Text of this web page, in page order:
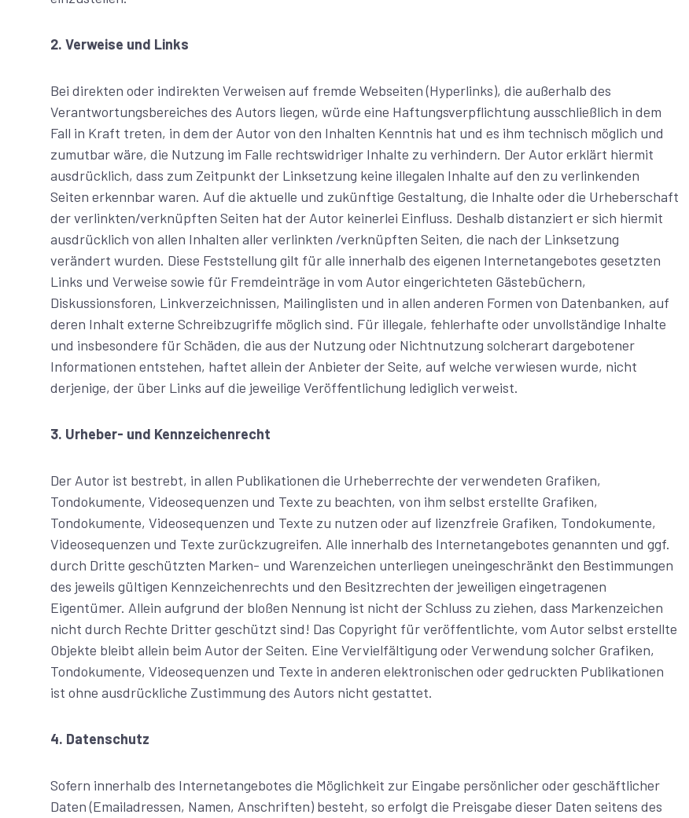
2. Verweise und Links
Bei direkten oder indirekten Verweisen auf fremde Webseiten (Hyperlinks), die außerhalb des
Verantwortungsbereiches des Autors liegen, würde eine Haftungsverpflichtung ausschließlich in dem
Fall in Kraft treten, in dem der Autor von den Inhalten Kenntnis hat und es ihm technisch möglich und
zumutbar wäre, die Nutzung im Falle rechtswidriger Inhalte zu verhindern. Der Autor erklärt hiermit
ausdrücklich, dass zum Zeitpunkt der Linksetzung keine illegalen Inhalte auf den zu verlinkenden
Seiten erkennbar waren. Auf die aktuelle und zukünftige Gestaltung, die Inhalte oder die Urheberschaft
der verlinkten/verknüpften Seiten hat der Autor keinerlei Einfluss. Deshalb distanziert er sich hiermit
ausdrücklich von allen Inhalten aller verlinkten /verknüpften Seiten, die nach der Linksetzung
verändert wurden. Diese Feststellung gilt für alle innerhalb des eigenen Internetangebotes gesetzten
Links und Verweise sowie für Fremdeinträge in vom Autor eingerichteten Gästebüchern,
Diskussionsforen, Linkverzeichnissen, Mailinglisten und in allen anderen Formen von Datenbanken, auf
deren Inhalt externe Schreibzugriffe möglich sind. Für illegale, fehlerhafte oder unvollständige Inhalte
und insbesondere für Schäden, die aus der Nutzung oder Nichtnutzung solcherart dargebotener
Informationen entstehen, haftet allein der Anbieter der Seite, auf welche verwiesen wurde, nicht
derjenige, der über Links auf die jeweilige Veröffentlichung lediglich verweist.
3. Urheber- und Kennzeichenrecht
Der Autor ist bestrebt, in allen Publikationen die Urheberrechte der verwendeten Grafiken,
Tondokumente, Videosequenzen und Texte zu beachten, von ihm selbst erstellte Grafiken,
Tondokumente, Videosequenzen und Texte zu nutzen oder auf lizenzfreie Grafiken, Tondokumente,
Videosequenzen und Texte zurückzugreifen. Alle innerhalb des Internetangebotes genannten und ggf.
durch Dritte geschützten Marken- und Warenzeichen unterliegen uneingeschränkt den Bestimmungen
des jeweils gültigen Kennzeichenrechts und den Besitzrechten der jeweiligen eingetragenen
Eigentümer. Allein aufgrund der bloßen Nennung ist nicht der Schluss zu ziehen, dass Markenzeichen
nicht durch Rechte Dritter geschützt sind! Das Copyright für veröffentlichte, vom Autor selbst erstellte
Objekte bleibt allein beim Autor der Seiten. Eine Vervielfältigung oder Verwendung solcher Grafiken,
Tondokumente, Videosequenzen und Texte in anderen elektronischen oder gedruckten Publikationen
ist ohne ausdrückliche Zustimmung des Autors nicht gestattet.
4. Datenschutz
Sofern innerhalb des Internetangebotes die Möglichkeit zur Eingabe persönlicher oder geschäftlicher
Daten (Emailadressen, Namen, Anschriften) besteht, so erfolgt die Preisgabe dieser Daten seitens des